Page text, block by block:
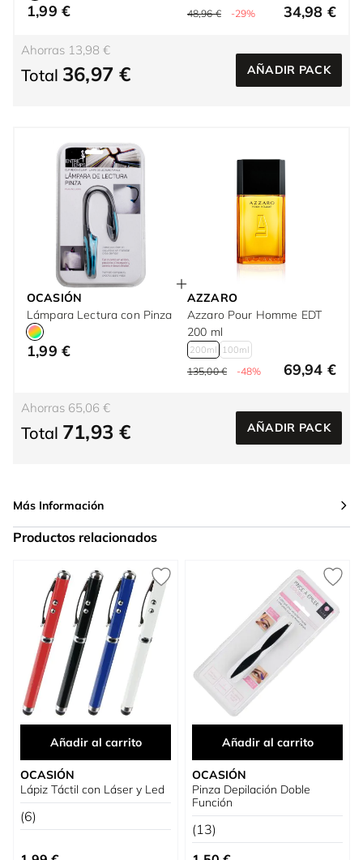
1,99 € 48,96 € -29% 34,98 €
Ahorras 13,98 €
Total 36,97 € AÑADIR PACK
OCASIÓN
Lámpara Lectura con Pinza
1,99 €
AZZARO
Azzaro Pour Homme EDT
200 ml
200ml 100ml
135,00 € -48% 69,94 €
Ahorras 65,06 €
Total 71,93 € AÑADIR PACK
Más Información
Productos relacionados
Press to skip carousel
Añadir al carrito
OCASIÓN
Lápiz Táctil con Láser y Led
(6)
Añadir al carrito
OCASIÓN
Pinza Depilación Doble
Función
(13)